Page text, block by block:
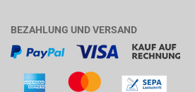
BEZAHLUNG UND VERSAND